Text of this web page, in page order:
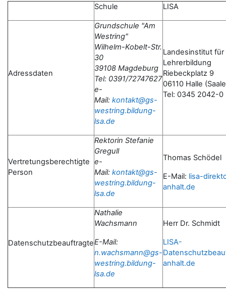
Schule LISA
Adressdaten
Grundschule "Am
Westring"
Wilhelm-Kobelt-Str.
30
39108 Magdeburg
Tel: 0391/72747627
e-
Mail: kontakt@gs-
westring.bildung-
lsa.de
Landesinstitut
Lehrerbildung
Riebeckplatz 9
06110 Halle
Tel: 0345 2042-0
Vertretungsberechtigte
Person
Rektorin Stefanie
Gregull
e-
Mail: kontakt@gs-
westring.bildung-
lsa.de
Thomas Schödel
E-Mail: lisa-
anhalt.de
Datenschutzbeauftragte
Nathalie
Wachsmann
E-Mail:
n.wachsmann@gs-
westring.bildung-
lsa.de
Herr Dr. Schmidt
LISA-
anhalt.de